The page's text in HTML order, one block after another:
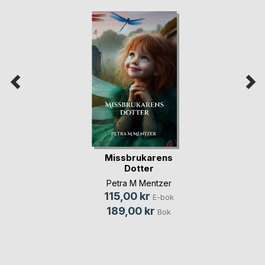
Missbrukarens
Dotter
Petra M Mentzer
115,00 kr E-bok
189,00 kr Bok